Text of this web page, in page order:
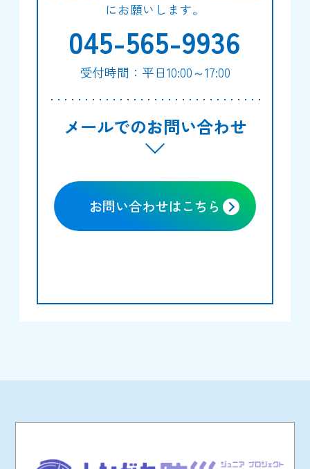
にお願いします。
045-565-9936
受付時間：平日10:00～17:00
メールでのお問い合わせ
お問い合わせはこちら